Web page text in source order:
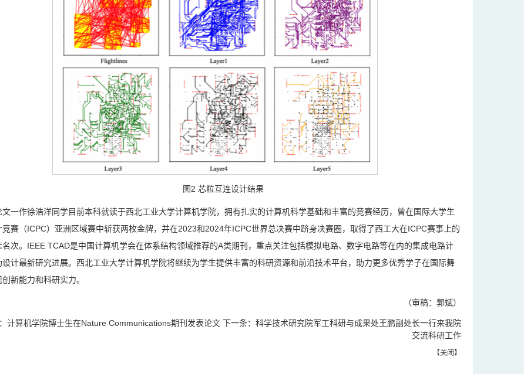
图2 芯粒互连设计结果
文一作徐浩洋同学目前本科就读于西北工业大学计算机学院，拥有扎实的计算机科学基础和丰富的竞赛经历，曾在国际大学生
竞赛（ICPC）亚洲区域赛中斩获两枚金牌，并在2023和2024年ICPC世界总决赛中跻身决赛圈，取得了西工大在ICPC赛事上的
名次。IEEE TCAD是中国计算机学会在体系结构领域推荐的A类期刊，重点关注包括模拟电路、数字电路等在内的集成电路计
设计最新研究进展。西北工业大学计算机学院将继续为学生提供丰富的科研资源和前沿技术平台，助力更多优秀学子在国际舞
新能力和科研实力。
（审稿：郭斌）
计算机学院博士生在Nature Communications期刊发表论文 下一条： 科学技术研究院军工科研与成果处王鹏副处长一行来我院
交流科研工作
【关闭】